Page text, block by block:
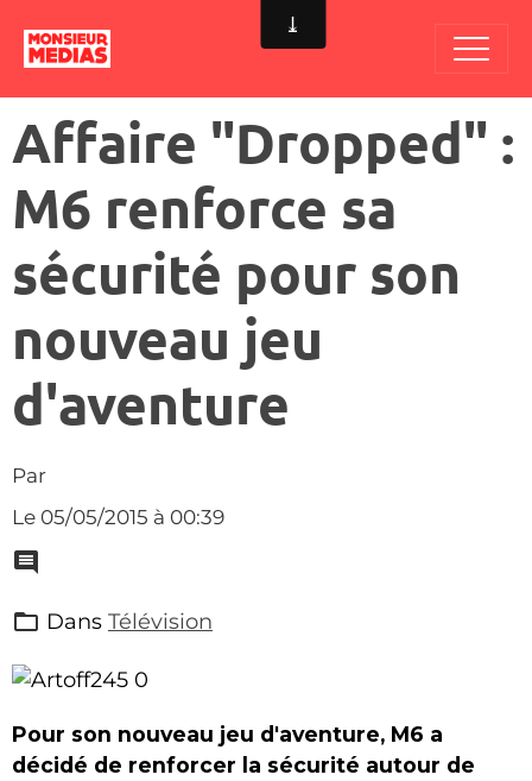
Affaire "Dropped" :
M6 renforce sa
sécurité pour son
nouveau jeu
d'aventure
Par
Le 05/05/2015 à 00:39
Dans Télévision
Pour son nouveau jeu d'aventure, M6 a
décidé de renforcer la sécurité autour de